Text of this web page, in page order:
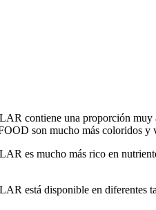
una proporción muy
son mucho más coloridos y
es mucho más rico en
está disponible en diferentes